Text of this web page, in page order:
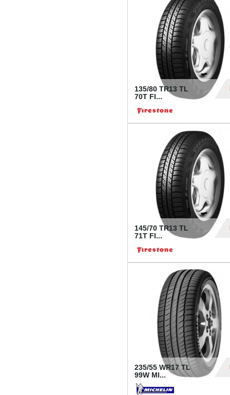
135/80 TR13 TL
70T FI...
145/70 TR13 TL
71T FI...
235/55 WR17 TL
99W MI...